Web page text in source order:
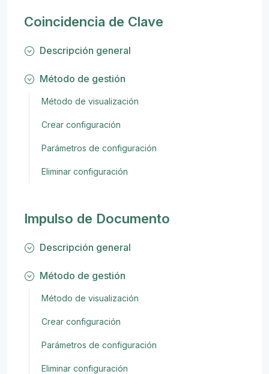
Coincidencia de Clave
Descripción general
Método de gestión
Método de visualización
Crear configuración
Parámetros de configuración
Eliminar configuración
Impulso de Documento
Descripción general
Método de gestión
Método de visualización
Crear configuración
Parámetros de configuración
Eliminar configuración